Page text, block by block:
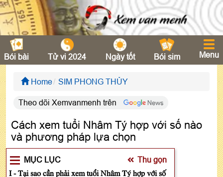
Bói bài Tử vi 2024 Ngày tốt Bói sim Menu
Home SIM PHONG THỦY
Theo dõi Xemvanmenh trên
Cách xem tuổi Nhâm Tý hợp với số nào
và phương pháp lựa chọn
MỤC LỤC Thu gọn
I - Tại sao cần phải xem tuổi Nhâm Tý hợp với số